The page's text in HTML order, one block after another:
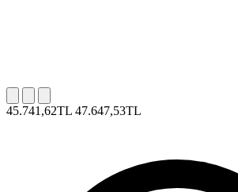
45.741,62TL 47.647,53TL